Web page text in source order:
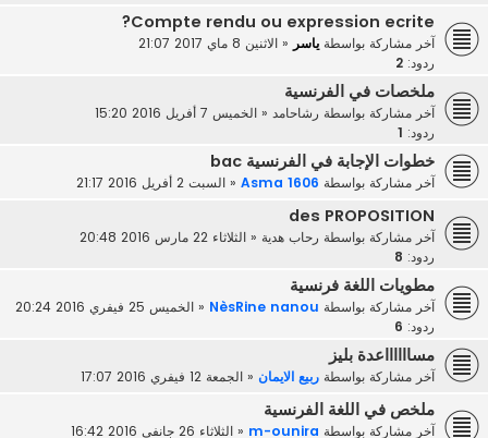
Compte rendu ou expression ecrite?
آخر مشاركة بواسطة ياسر « الاثنين 8 ماي 2017 21:07
ردود: 2
ملخصات في الفرنسية
آخر مشاركة بواسطة رشاحامد « الخميس 7 أفريل 2016 15:20
ردود: 1
خطوات الإجابة في الفرنسية bac
آخر مشاركة بواسطة Asma 1606
« السبت 2 أفريل 2016 21:17
des PROPOSITION
آخر مشاركة بواسطة رحاب هدية « الثلاثاء 22 مارس 2016 20:48
ردود: 8
مطويات اللغة فرنسية
آخر مشاركة بواسطة NèsRine nanou
« الخميس 25 فيفري 2016 20:24
ردود: 6
مسااااااعدة بليز
آخر مشاركة بواسطة ربيع الايمان « الجمعة 12 فيفري 2016 17:07
ملخص في اللغة الفرنسية
آخر مشاركة بواسطة m-ounira
« الثلاثاء 26 جانفي 2016 16:42